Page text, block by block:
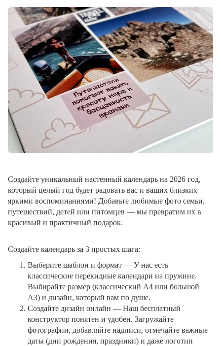
Создайте уникальный настенный календарь на 2026 год,
который целый год будет радовать вас и ваших близких
яркими воспоминаниями! Добавьте любимые фото семьи,
путешествий, детей или питомцев — мы превратим их в
красивый и практичный подарок.
Создайте календарь за 3 простых шага:
Выберите шаблон и формат — У нас есть
классические перекидные календари на пружине.
Выбирайте размер (классический A4 или большой
A3) и дизайн, который вам по душе.
Создайте дизайн онлайн — Наш бесплатный
конструктор понятен и удобен. Загружайте
фотографии, добавляйте надписи, отмечайте важные
даты (дни рождения, праздники) и даже логотип